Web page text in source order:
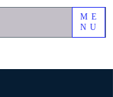
ME
NU